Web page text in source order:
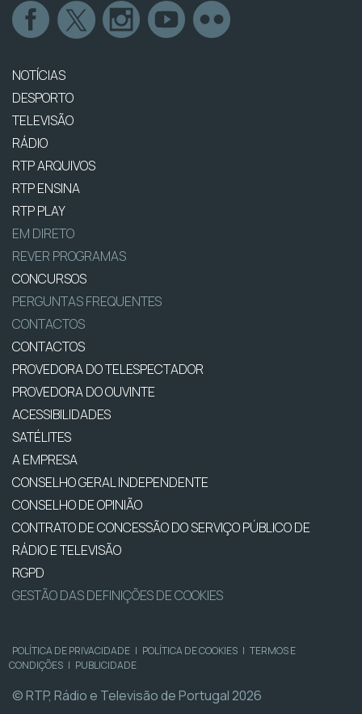
NOTÍCIAS
DESPORTO
TELEVISÃO
RÁDIO
RTP ARQUIVOS
RTP ENSINA
RTP PLAY
EM DIRETO
REVER PROGRAMAS
CONCURSOS
PERGUNTAS FREQUENTES
CONTACTOS
CONTACTOS
PROVEDORA DO TELESPECTADOR
PROVEDORA DO OUVINTE
ACESSIBILIDADES
SATÉLITES
A EMPRESA
CONSELHO GERAL INDEPENDENTE
CONSELHO DE OPINIÃO
CONTRATO DE CONCESSÃO DO SERVIÇO PÚBLICO DE
RÁDIO E TELEVISÃO
RGPD
GESTÃO DAS DEFINIÇÕES DE COOKIES
POLÍTICA DE PRIVACIDADE | POLÍTICA DE COOKIES | TERMOS E
CONDIÇÕES | PUBLICIDADE
© RTP, Rádio e Televisão de Portugal 2026